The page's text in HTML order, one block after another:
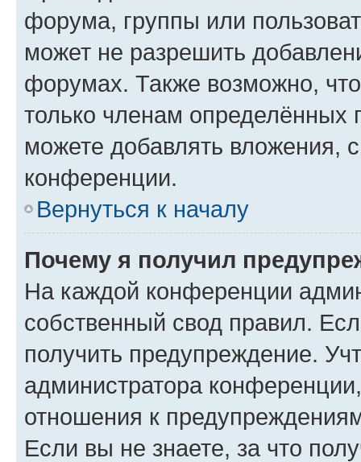
форума, группы или
может не разрешить
форумах. Также возможно,
только членам определённых
можете добавлять вложения,
конференции.
Вернуться к началу
Почему я получил
На каждой конференции
собственный свод правил.
получить предупреждение.
администратора
отношения к
Если вы не знаете, за что